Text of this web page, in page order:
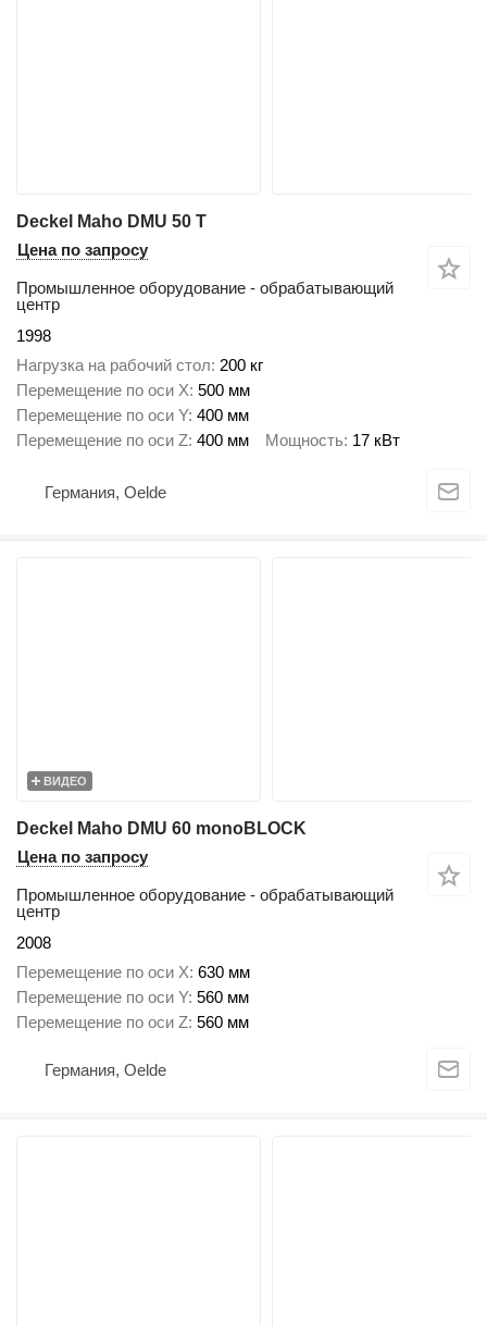
Deckel Maho DMU 50 T
Цена по запросу
Промышленное оборудование - обрабатывающий
центр
1998
Нагрузка на рабочий стол 200 кг
Перемещение по оси X 500 мм
Перемещение по оси Y 400 мм
Перемещение по оси Z 400 мм Мощность 17 кВт
Германия, Oelde
ВИДЕО
Deckel Maho DMU 60 monoBLOCK
Цена по запросу
Промышленное оборудование - обрабатывающий
центр
2008
Перемещение по оси X 630 мм
Перемещение по оси Y 560 мм
Перемещение по оси Z 560 мм
Германия, Oelde